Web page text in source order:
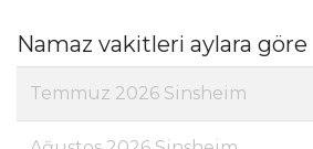
Namaz vakitleri aylara göre
Temmuz 2026 Sinsheim